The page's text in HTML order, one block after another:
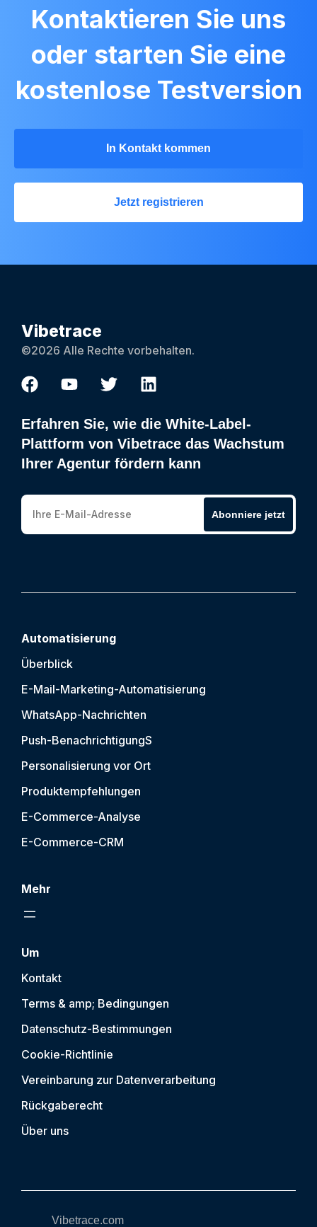
Kontaktieren Sie uns
oder starten Sie eine
kostenlose Testversion
In Kontakt kommen
Jetzt registrieren
Vibetrace
©2026 Alle Rechte vorbehalten.
Erfahren Sie, wie die White-Label-
Plattform von Vibetrace das Wachstum
Ihrer Agentur fördern kann
Abonniere jetzt
Automatisierung
Überblick
E-Mail-Marketing-Automatisierung
WhatsApp-Nachrichten
Push-BenachrichtigungS
Personalisierung vor Ort
Produktempfehlungen
E-Commerce-Analyse
E-Commerce-CRM
Mehr
Um
Kontakt
Terms & amp; Bedingungen
Datenschutz-Bestimmungen
Cookie-Richtlinie
Vereinbarung zur Datenverarbeitung
Rückgaberecht
Über uns
Vibetrace.com